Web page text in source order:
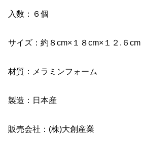
入数：６個
サイズ：約８cm×１８cm×１２.６cm
材質：メラミンフォーム
製造：日本産
販売会社：(株)大創産業